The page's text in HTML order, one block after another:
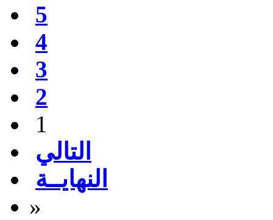
5
4
3
2
1
التالي
النهايــة
»